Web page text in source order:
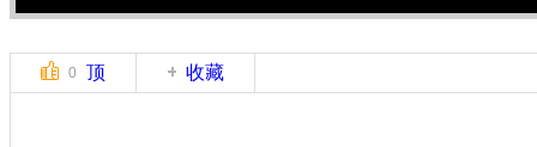
0 顶 收藏